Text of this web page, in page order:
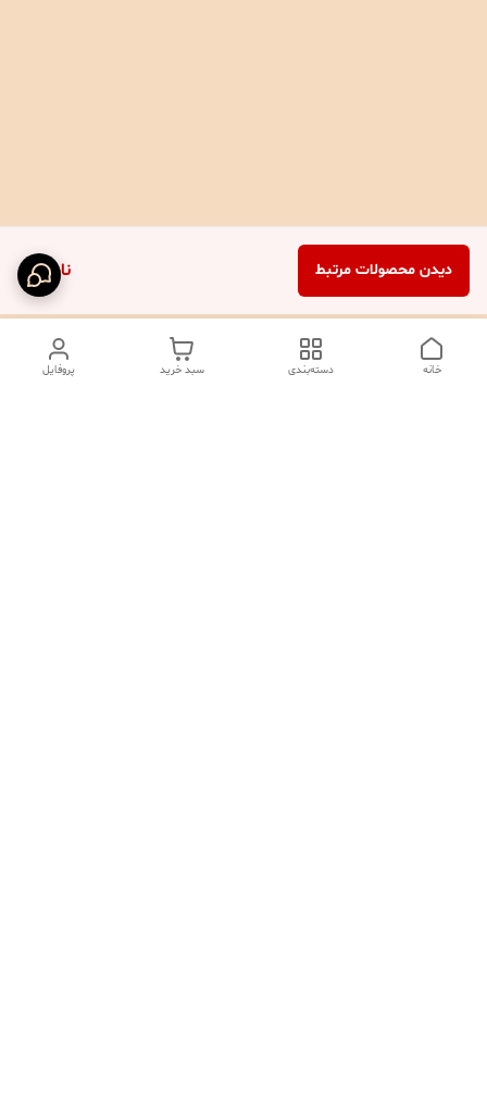
ناموجود دیدن محصولات مرتبط
پروفایل سبد خرید دسته‌بندی خانه